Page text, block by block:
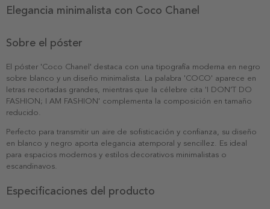
Elegancia minimalista con Coco Chanel
Sobre el póster
El póster 'Coco Chanel' destaca con una tipografía moderna en negro
sobre blanco y un diseño minimalista. La palabra 'COCO' aparece en
letras recortadas grandes, mientras que la célebre cita 'I DON’T DO
FASHION; I AM FASHION' complementa la composición en tamaño
reducido.
Perfecto para transmitir un aire de sofisticación y confianza, su diseño
en blanco y negro aporta elegancia atemporal y sencillez. Es ideal
para espacios modernos y estilos decorativos minimalistas o
escandinavos.
Especificaciones del producto